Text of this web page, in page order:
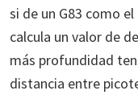
si de un G83 como
calcula un valor de
más profundidad
distancia entre